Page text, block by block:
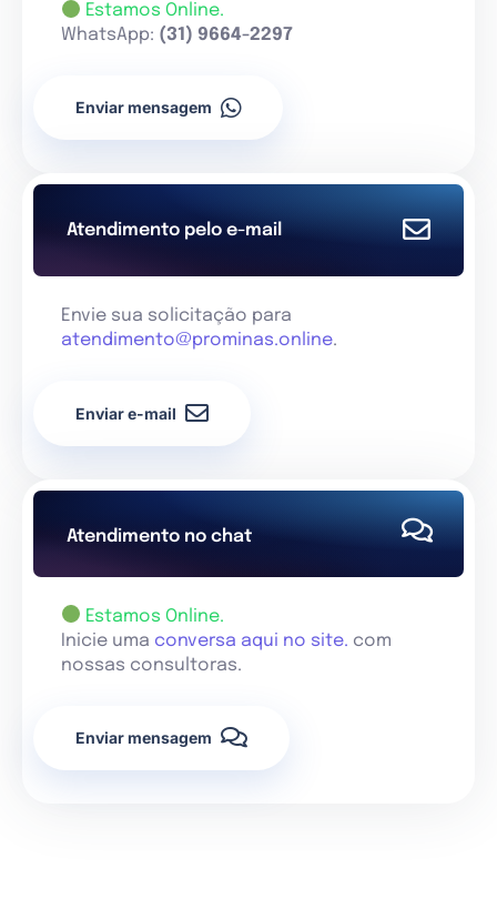
Estamos Online.
WhatsApp: (31) 9664-2297
Enviar mensagem
Atendimento pelo e-mail
Envie sua solicitação para
atendimento@prominas.online.
Enviar e-mail
Atendimento no chat
Estamos Online.
Inicie uma conversa aqui no site. com
nossas consultoras.
Enviar mensagem